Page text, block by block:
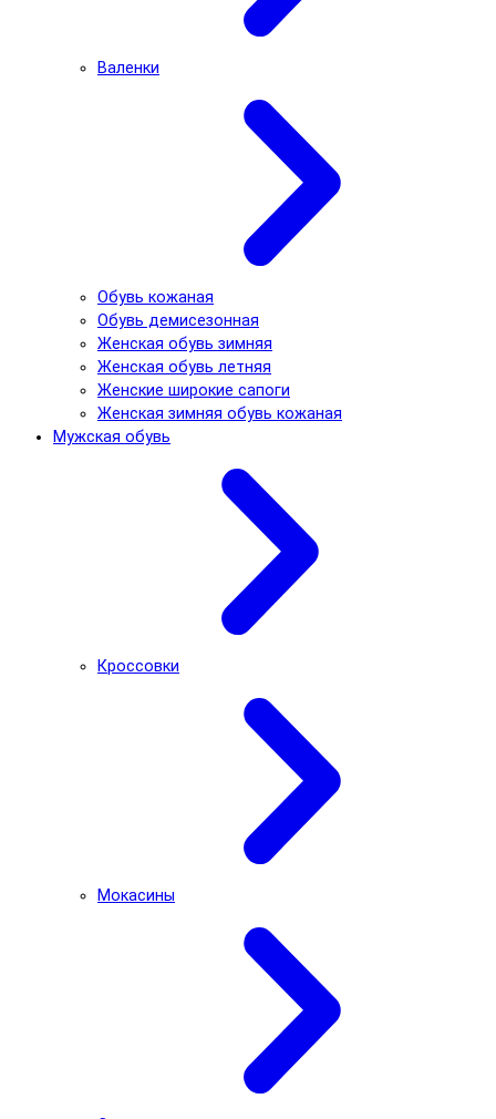
Валенки
Обувь кожаная
Обувь демисезонная
Женская обувь зимняя
Женская обувь летняя
Женские широкие сапоги
Женская зимняя обувь кожаная
Мужская обувь
Кроссовки
Мокасины